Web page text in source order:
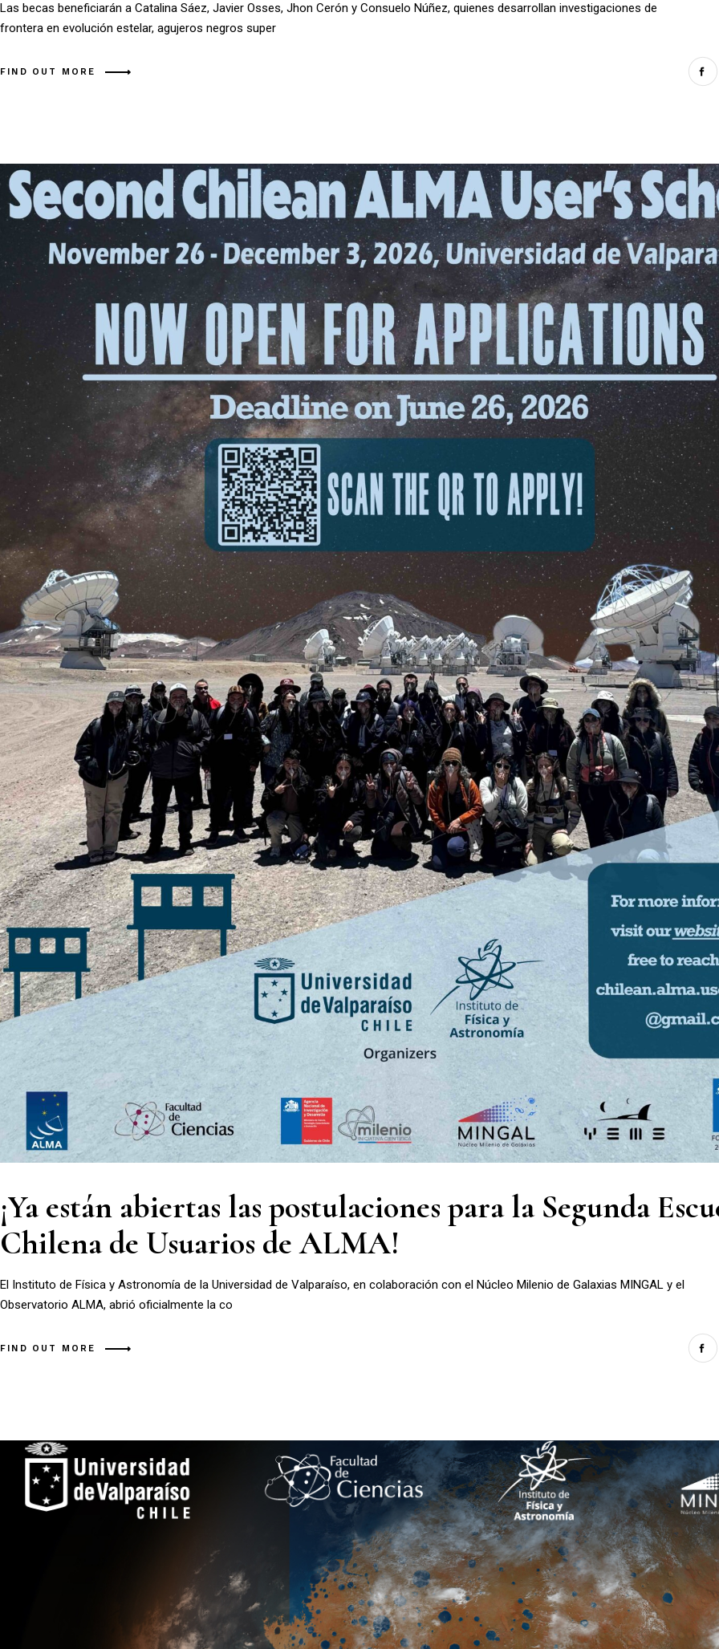
Las becas beneficiarán a Catalina Sáez, Javier Osses, Jhon Cerón y Consuelo Núñez, quienes desarrollan investigaciones de
frontera en evolución estelar, agujeros negros super
FIND OUT MORE
¡Ya están abiertas las postulaciones para la Segunda
Chilena de Usuarios de ALMA!
El Instituto de Física y Astronomía de la Universidad de Valparaíso, en colaboración con el Núcleo Milenio de Galaxias MINGAL y el
Observatorio ALMA, abrió oficialmente la co
FIND OUT MORE